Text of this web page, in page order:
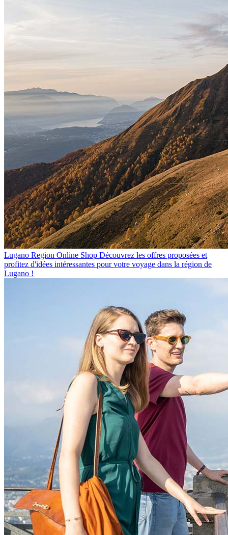
Lugano Region Online Shop Découvrez les offres proposées et
profitez d'idées intéressantes pour votre voyage dans la région de
Lugano !